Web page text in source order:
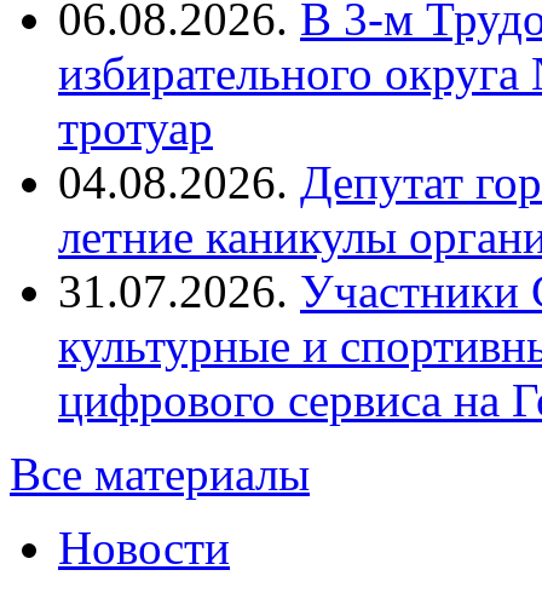
06.08.2026. В 3-м
избирательного
тротуар
04.08.2026. Депутат
летние каникулы
31.07.2026.
культурные и
цифрового сервиса на
Все материалы
Новости